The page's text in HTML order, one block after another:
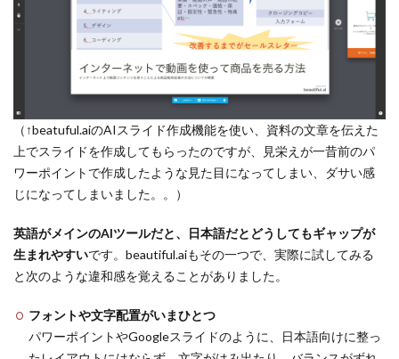
（↑beatuful.aiのAIスライド作成機能を使い、資料の文章を伝えた
上でスライドを作成してもらったのですが、見栄えが一昔前のパ
ワーポイントで作成したような見た目になってしまい、ダサい感
じになってしまいました。。）
英語がメインのAIツールだと、日本語だとどうしてもギャップが
生まれやすいです。beautiful.aiもその一つで、実際に試してみる
と次のような違和感を覚えることがありました。
フォントや文字配置がいまひとつ
パワーポイントやGoogleスライドのように、日本語向けに整っ